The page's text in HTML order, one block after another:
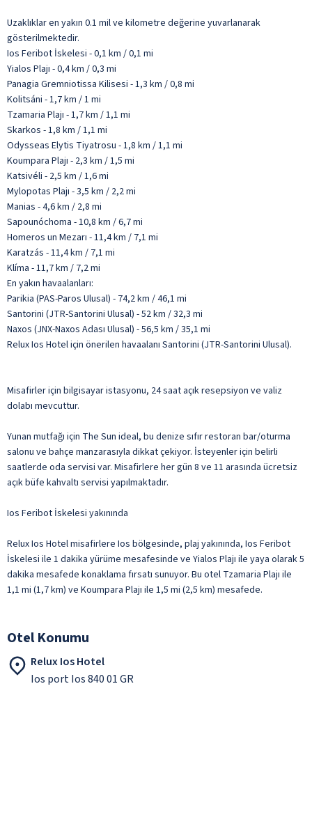
Uzaklıklar en yakın 0.1 mil ve kilometre değerine yuvarlanarak
gösterilmektedir.
Ios Feribot İskelesi - 0,1 km / 0,1 mi
Yialos Plajı - 0,4 km / 0,3 mi
Panagia Gremniotissa Kilisesi - 1,3 km / 0,8 mi
Kolitsáni - 1,7 km / 1 mi
Tzamaria Plajı - 1,7 km / 1,1 mi
Skarkos - 1,8 km / 1,1 mi
Odysseas Elytis Tiyatrosu - 1,8 km / 1,1 mi
Koumpara Plajı - 2,3 km / 1,5 mi
Katsivéli - 2,5 km / 1,6 mi
Mylopotas Plajı - 3,5 km / 2,2 mi
Manias - 4,6 km / 2,8 mi
Sapounóchoma - 10,8 km / 6,7 mi
Homeros un Mezarı - 11,4 km / 7,1 mi
Karatzás - 11,4 km / 7,1 mi
Klíma - 11,7 km / 7,2 mi
En yakın havaalanları:
Parikia (PAS-Paros Ulusal) - 74,2 km / 46,1 mi
Santorini (JTR-Santorini Ulusal) - 52 km / 32,3 mi
Naxos (JNX-Naxos Adası Ulusal) - 56,5 km / 35,1 mi
Relux Ios Hotel için önerilen havaalanı Santorini (JTR-Santorini Ulusal).
Misafirler için bilgisayar istasyonu, 24 saat açık resepsiyon ve valiz
dolabı mevcuttur.
Yunan mutfağı için The Sun ideal, bu denize sıfır restoran bar/oturma
salonu ve bahçe manzarasıyla dikkat çekiyor. İsteyenler için belirli
saatlerde oda servisi var. Misafirlere her gün 8 ve 11 arasında ücretsiz
açık büfe kahvaltı servisi yapılmaktadır.
Ios Feribot İskelesi yakınında
Relux Ios Hotel misafirlere Ios bölgesinde, plaj yakınında, Ios Feribot
İskelesi ile 1 dakika yürüme mesafesinde ve Yialos Plajı ile yaya olarak 5
dakika mesafede konaklama fırsatı sunuyor. Bu otel Tzamaria Plajı ile
1,1 mi (1,7 km) ve Koumpara Plajı ile 1,5 mi (2,5 km) mesafede.
Otel Konumu
Relux Ios Hotel
Ios port Ios 840 01 GR